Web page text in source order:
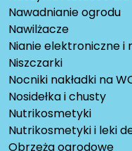
Nawadnianie ogrodu
Nawilżacze
Nianie elektroniczne
Niszczarki
Nocniki nakładki na
Nosidełka i chusty
Nutrikosmetyki
Nutrikosmetyki i leki
Obrzeża ogrodowe